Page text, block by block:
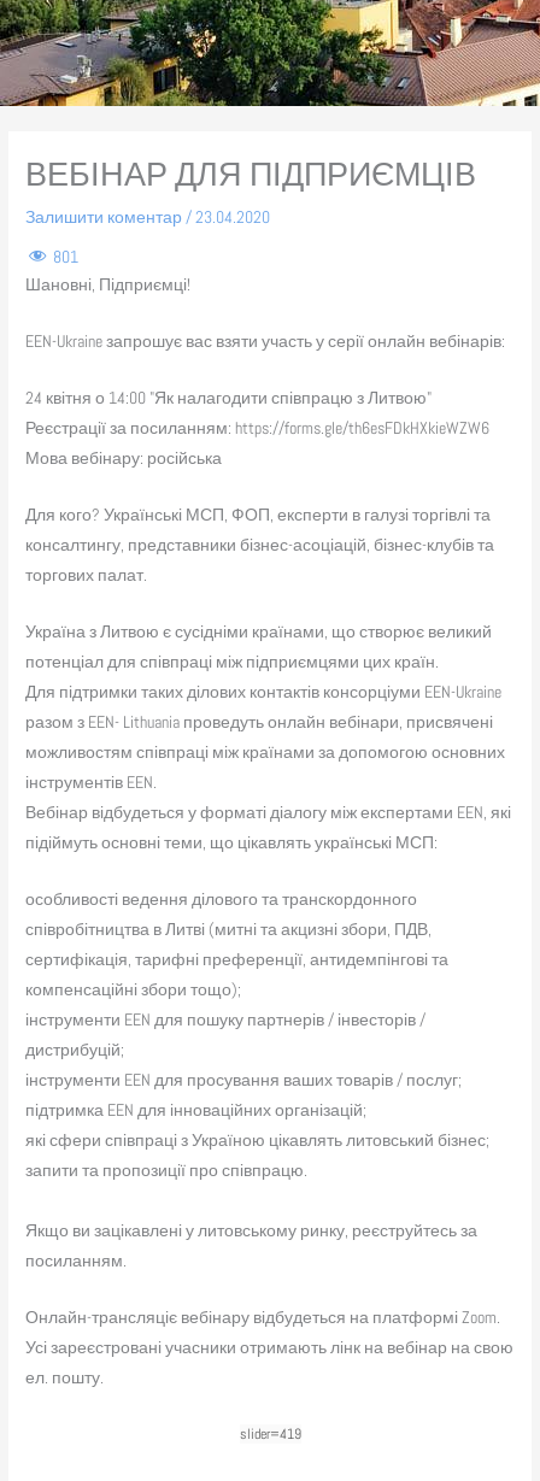
ВЕБІНАР ДЛЯ ПІДПРИЄМЦІВ
Залишити коментар/23.04.2020
801
Шановні, Підприємці!
EEN-Ukraine запрошує вас взяти участь у серії онлайн вебінарів:
24 квітня о 14:00 "Як налагодити співпрацю з Литвою"
Реєстрації за посиланням: https://forms.gle/th6esFDkHXkieWZW6
Мова вебінару: російська
Для кого? Українські МСП, ФОП, експерти в галузі торгівлі та
консалтингу, представники бізнес-асоціацій, бізнес-клубів та
торгових палат.
Україна з Литвою є сусідніми країнами, що створює великий
потенціал для співпраці між підприємцями цих країн.
Для підтримки таких ділових контактів консорціуми EEN-Ukraine
разом з EEN- Lithuania проведуть онлайн вебінари, присвячені
можливостям співпраці між країнами за допомогою основних
інструментів EEN.
Вебінар відбудеться у форматі діалогу між експертами EEN, які
підіймуть основні теми, що цікавлять українські МСП:
особливості ведення ділового та транскордонного
співробітництва в Литві (митні та акцизні збори, ПДВ,
сертифікація, тарифні преференції, антидемпінгові та
компенсаційні збори тощо);
інструменти EEN для пошуку партнерів / інвесторів /
дистрибуцій;
інструменти EEN для просування ваших товарів / послуг;
підтримка EEN для інноваційних організацій;
які сфери співпраці з Україною цікавлять литовський бізнес;
запити та пропозиції про співпрацю.
Якщо ви зацікавлені у литовському ринку, реєструйтесь за
посиланням.
Онлайн-трансляціє вебінару відбудеться на платформі Zoom.
Усі зареєстровані учасники отримають лінк на вебінар на свою
ел. пошту.
slider=419